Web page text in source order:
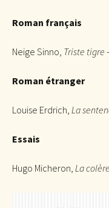
Roman français
Neige Sinno, Triste tigre
Roman étranger
Louise Erdrich, La
Essais
Hugo Micheron, La